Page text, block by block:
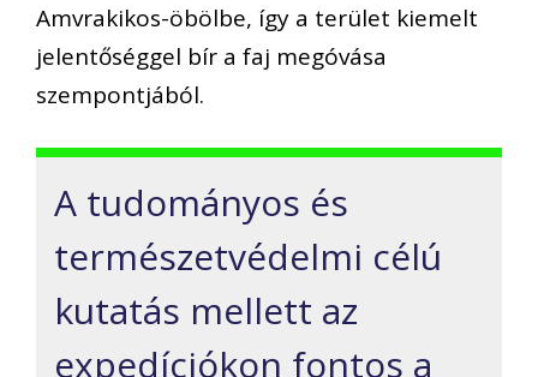
Amvrakikos-öbölbe, így a terület kiemelt
jelentőséggel bír a faj megóvása
szempontjából.
A tudományos és
természetvédelmi célú
kutatás mellett az
expedíciókon fontos a